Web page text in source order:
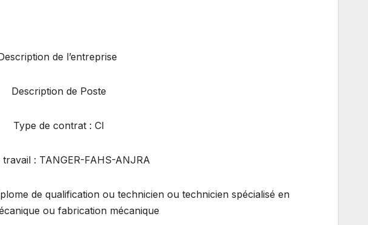
Description de Poste
Type de contrat : CI
travail : TANGER-FAHS-ANJRA
de qualification ou technicien ou technicien spécialisé en
ou fabrication mécanique